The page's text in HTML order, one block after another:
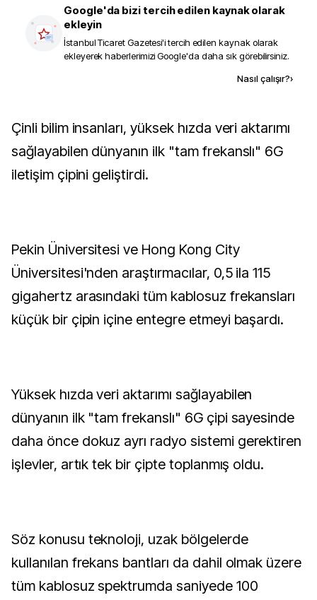
Google'da bizi tercih edilen kaynak olarak
ekleyin
İstanbul Ticaret Gazetesi'i tercih edilen kaynak olarak
ekleyerek haberlerimizi Google'da daha sık görebilirsiniz.
Nasıl çalışır?›
Çinli bilim insanları, yüksek hızda veri aktarımı
sağlayabilen dünyanın ilk "tam frekanslı" 6G
iletişim çipini geliştirdi.
Pekin Üniversitesi ve Hong Kong City
Üniversitesi'nden araştırmacılar, 0,5 ila 115
gigahertz arasındaki tüm kablosuz frekansları
küçük bir çipin içine entegre etmeyi başardı.
Yüksek hızda veri aktarımı sağlayabilen
dünyanın ilk "tam frekanslı" 6G çipi sayesinde
daha önce dokuz ayrı radyo sistemi gerektiren
işlevler, artık tek bir çipte toplanmış oldu.
Söz konusu teknoloji, uzak bölgelerde
kullanılan frekans bantları da dahil olmak üzere
tüm kablosuz spektrumda saniyede 100